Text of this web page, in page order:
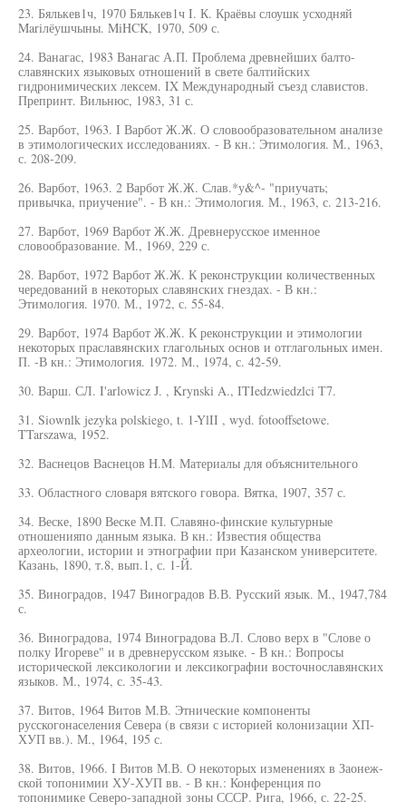
23. Бялькев1ч, 1970 Бялькев1ч I. К. Краёвы слоушк усходняй
Mariлёушчыны. MiHCK, 1970, 509 с.
24. Ванагас, 1983 Ванагас А.П. Проблема древнейших балто-
славянских языковых отношений в свете балтийских
гидронимических лексем. IX Международный съезд славистов.
Препринт. Вильнюс, 1983, 31 с.
25. Варбот, 1963. I Варбот Ж.Ж. О словообразовательном анализе
в этимологических исследованиях. - В кн.: Этимология. М., 1963,
с. 208-209.
26. Варбот, 1963. 2 Варбот Ж.Ж. Слав.*у&^- "приучать;
привычка, приучение". - В кн.: Этимология. М., 1963, с. 213-216.
27. Варбот, 1969 Варбот Ж.Ж. Древнерусское именное
словообразование. М., 1969, 229 с.
28. Варбот, 1972 Варбот Ж.Ж. К реконструкции количественных
чередований в некоторых славянских гнездах. - В кн.:
Этимология. 1970. М., 1972, с. 55-84.
29. Варбот, 1974 Варбот Ж.Ж. К реконструкции и этимологии
некоторых праславянских глагольных основ и отглагольных имен.
П. -В кн.: Этимология. 1972. М., 1974, с. 42-59.
30. Варш. СЛ. I'arlowicz J. , Krynski A., ITIedzwiedzlci Т7.
31. Siownlk jezyka polskiego, t. 1-YlII , wyd. fotooffsetowe.
TTarszawa, 1952.
32. Васнецов Васнецов H.M. Материалы для объяснительного
33. Областного словаря вятского говора. Вятка, 1907, 357 с.
34. Веске, 1890 Веске М.П. Славяно-финские культурные
отношенияпо данным языка. В кн.: Известия общества
археологии, истории и этнографии при Казанском университете.
Казань, 1890, т.8, вып.1, с. 1-Й.
35. Виноградов, 1947 Виноградов В.В. Русский язык. М., 1947,784
с.
36. Виноградова, 1974 Виноградова В.Л. Слово верх в "Слове о
полку Игореве" и в древнерусском языке. - В кн.: Вопросы
исторической лексикологии и лексикографии восточнославянских
языков. М., 1974, с. 35-43.
37. Витов, 1964 Витов М.В. Этнические компоненты
русскогонаселения Севера (в связи с историей колонизации ХП-
ХУП вв.). М., 1964, 195 с.
38. Витов, 1966. I Витов М.В. О некоторых изменениях в Заонеж-
ской топонимии ХУ-ХУП вв. - В кн.: Конференция по
топонимике Северо-западной зоны СССР. Рига, 1966, с. 22-25.